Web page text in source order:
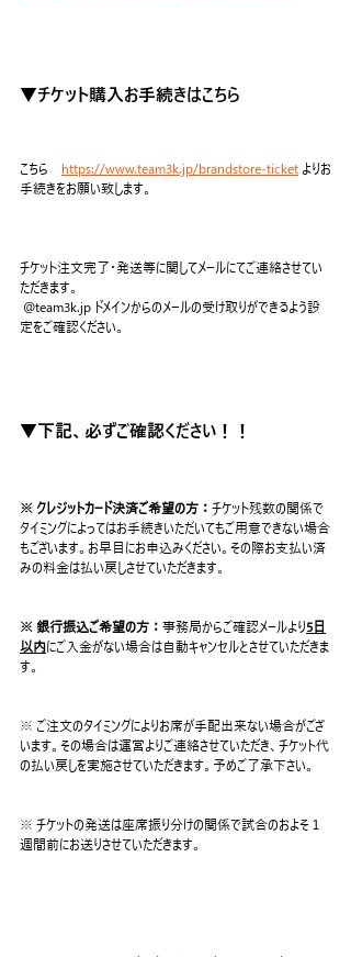
▼チケット購入お手続きはこちら
こちら https://www.team3k.jp/brandstore-ticket よりお
手続きをお願い致します。
チケット注文完了・発送等に関してメールにてご連絡させてい
ただきます。
定をご確認ください。
▼下記、必ずご確認ください！！
※ クレジットカード決済ご希望の方： チケット残数の関係で
タイミングによってはお手続きいただいてもご用意できない場合
もございます。お早目にお申込みください。その際お支払い済
みの料金は払い戻しさせていただきます。
※ 銀行振込ご希望の方： 事務局からご確認メールより5日
以内にご入金がない場合は自動キャンセルとさせていただきま
す。
※ ご注文のタイミングによりお席が手配出来ない場合がござ
います。その場合は運営よりご連絡させていただき、チケット代
の払い戻しを実施させていただきます。予めご了承下さい。
※ チケットの発送は座席振り分けの関係で試合のおよそ１
週間前にお送りさせていただきます。